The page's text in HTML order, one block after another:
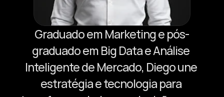
Graduado em Marketing e pós-
graduado em Big Data e Análise
Inteligente de Mercado, Diego une
estratégia e tecnologia para